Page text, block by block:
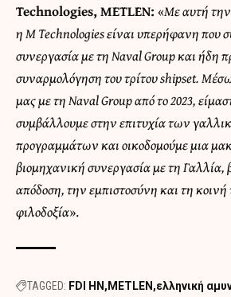
Technologies,METLEN: «Με αυτή
ηMTechnologies είναι υπερήφανη που
συνεργασία με τη Naval Group και ήδη
συναρμολόγηση του τρίτου shipset.
μας με τη Naval Group από το 2023,
συμβάλλουμε στην επιτυχία των
προγραμμάτων και οικοδομούμε μια
βιομηχανική συνεργασία με τη Γαλλία,
απόδοση, την εμπιστοσύνη και τη κοινή
φιλοδοξία».
TAGGED: FDI HN METLEN ελληνική